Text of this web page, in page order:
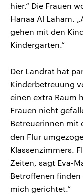
hier.“ Die Frauen
Hanaa Al Laham.
gehen mit den
Kindergarten.“
Der Landrat hat
Kinderbetreuung
einen extra Raum
Frauen nicht
Betreuerinnen mit
den Flur
Klassenzimmers.
Zeiten, sagt Eva-
Betroffenen
mich gerichtet.“